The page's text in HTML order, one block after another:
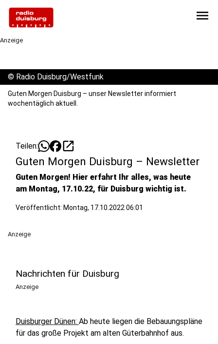
menu
Anzeige
© Radio Duisburg/Westfunk
Guten Morgen Duisburg – unser Newsletter informiert
wochentäglich aktuell.
Teilen: open_in_new
Guten Morgen Duisburg – Newsletter
Guten Morgen! Hier erfahrt Ihr alles, was heute
am Montag, 17.10.22, für Duisburg wichtig ist.
Veröffentlicht: Montag, 17.10.2022 06:01
Anzeige
Nachrichten für Duisburg
Anzeige
Duisburger Dünen: Ab heute liegen die Bebauungspläne
für das große Projekt am alten Güterbahnhof aus.